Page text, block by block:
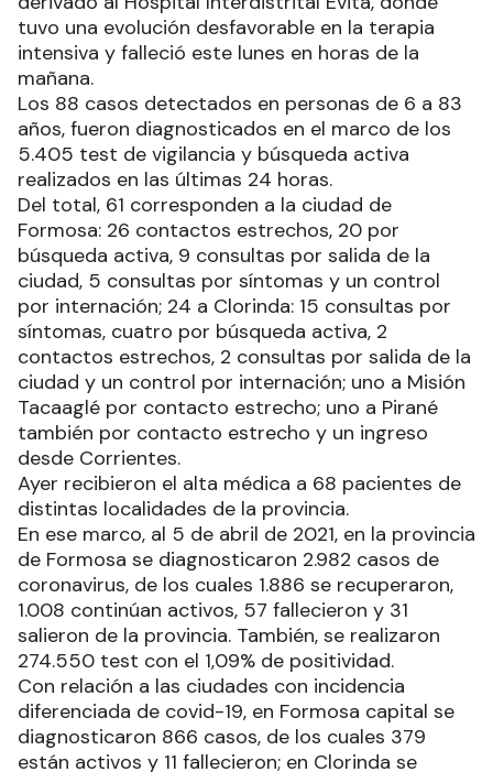
tuvo una evolución desfavorable en la terapia
intensiva y falleció este lunes en horas de la
mañana.
Los 88 casos detectados en personas de 6 a 83
años, fueron diagnosticados en el marco de los
5.405 test de vigilancia y búsqueda activa
realizados en las últimas 24 horas.
Del total, 61 corresponden a la ciudad de
Formosa: 26 contactos estrechos, 20 por
búsqueda activa, 9 consultas por salida de la
ciudad, 5 consultas por síntomas y un control
por internación; 24 a Clorinda: 15 consultas por
síntomas, cuatro por búsqueda activa, 2
contactos estrechos, 2 consultas por salida de la
ciudad y un control por internación; uno a Misión
Tacaaglé por contacto estrecho; uno a Pirané
también por contacto estrecho y un ingreso
desde Corrientes.
Ayer recibieron el alta médica a 68 pacientes de
distintas localidades de la provincia.
En ese marco, al 5 de abril de 2021, en la provincia
de Formosa se diagnosticaron 2.982 casos de
coronavirus, de los cuales 1.886 se recuperaron,
1.008 continúan activos, 57 fallecieron y 31
salieron de la provincia. También, se realizaron
274.550 test con el 1,09% de positividad.
Con relación a las ciudades con incidencia
diferenciada de covid-19, en Formosa capital se
diagnosticaron 866 casos, de los cuales 379
están activos y 11 fallecieron; en Clorinda se